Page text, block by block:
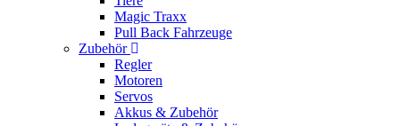
Magic Traxx
Pull Back Fahrzeuge
Zubehör
Regler
Motoren
Servos
Akkus & Zubehör